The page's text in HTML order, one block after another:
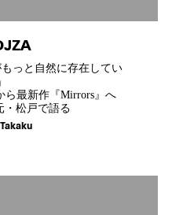
っと自然に存在してい
ら最新作『Mirrors』へ
・松戸で語る